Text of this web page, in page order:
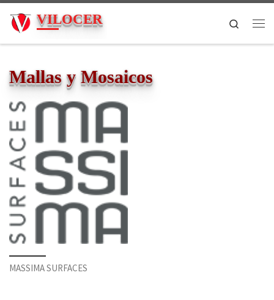
VILOCER Search
Mallas y Mosaicos
MASSIMA SURFACES